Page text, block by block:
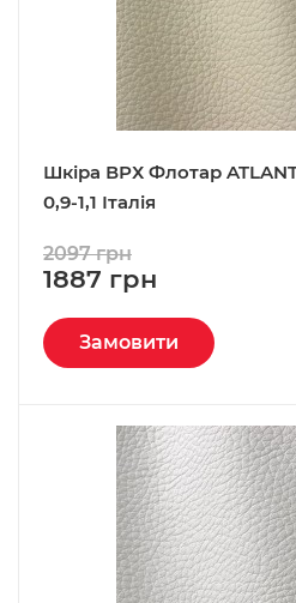
Шкіра ВРХ Флотар
0,9-1,1 Італія
1887 грн
2097 грн
Замовити